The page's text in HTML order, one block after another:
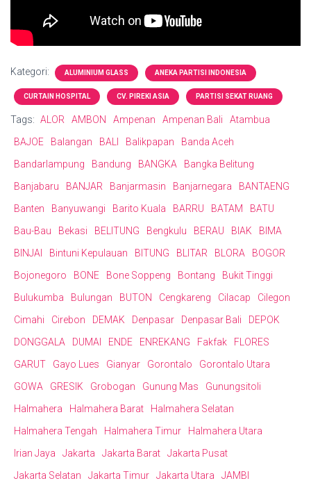
Kategori: ALUMINIUM GLASS ANEKA PARTISI INDONESIA
CURTAIN HOSPITAL CV. PIREKI ASIA PARTISI SEKAT RUANG
Tags: ALOR AMBON Ampenan Ampenan Bali
Atambua
BAJOE
Balangan BALI Balikpapan
Banda Aceh
Bandarlampung
Bandung BANGKA
Bangka Belitung
Banjabaru
BANJAR Banjarmasin Banjarnegara
BANTAENG
Banten
Banyuwangi Barito Kuala BARRU BATAM
BATU
Bau-Bau
Bekasi BELITUNG Bengkulu BERAU BIAK
BIMA
BINJAI
Bintuni Kepulauan BITUNG BLITAR BLORA
BOGOR
Bojonegoro
BONE Bone Soppeng Bontang
Bukit Tinggi
Bulukumba
Bulungan BUTON Cengkareng Cilacap
Cilegon
Cimahi
Cirebon DEMAK Denpasar Denpasar Bali
DEPOK
DONGGALA
DUMAI ENDE ENREKANG Fakfak
FLORES
GARUT
Gayo Lues Gianyar Gorontalo
Gorontalo Utara
GOWA
GRESIK Grobogan Gunung Mas
Gunungsitoli
Halmahera
Halmahera Barat
Halmahera Selatan
Halmahera Tengah
Halmahera Timur
Halmahera Utara
Irian Jaya
Jakarta Jakarta Barat
Jakarta Pusat
Jakarta Selatan
Jakarta Timur Jakarta Utara JAMBI